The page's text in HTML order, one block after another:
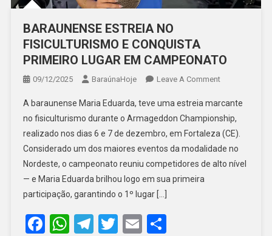
BARAUNENSE ESTREIA NO
FISICULTURISMO E CONQUISTA
PRIMEIRO LUGAR EM CAMPEONATO
09/12/2025 BaraúnaHoje Leave A CommentOn
ESTREIA
NO
E
CONQUISTA
A baraunense Maria Eduarda, teve uma estreia marcante
no fisiculturismo durante o Armageddon Championship,
realizado nos dias 6 e 7 de dezembro, em Fortaleza (CE).
Considerado um dos maiores eventos da modalidade no
Nordeste, o campeonato reuniu competidores de alto nível
— e Maria Eduarda brilhou logo em sua primeira
participação, garantindo o 1º lugar […]
Facebook
WhatsApp
Telegram
Twitter
EmailShare